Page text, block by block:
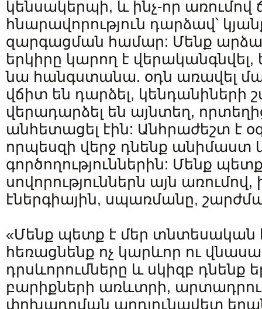
կենսակերպի, և ինչ-որ
հնարավորություն դարձավ՝
զարգացման համար: Մենք
երկիրը կարող է վերականգնվել,
նա հանգստանա. օդն առավել
վճիտ են դարձել, կենդանիների
վերադարձել են այնտեղ,
անհետացել էին: Անհրաժեշտ է
որպեսզի վերջ դնենք
գործողություններին: Մենք
սովորություններն այն առումով,
էներգիային, սպառմանը,
«Մենք պետք է մեր
հեռացնենք ոչ կարևոր ու
դրսևորումները և սկիզբ դնենք
բարիքների առևտրի,
փոխադրման արդյունավետ